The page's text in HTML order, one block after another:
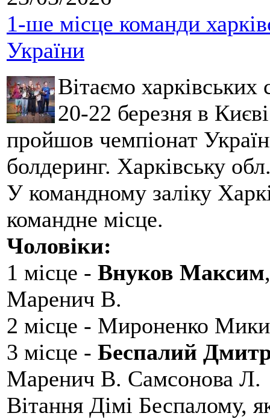
1-ше місце команди
України
Вітаємо
20-22 березня в
пройшов чемпіонат
болдеринг. Харківську
У командному заліку
командне місце.
Чоловіки:
1 місце - Внуков Максим
Маренич В.
2 місце - Мироненко
3 місце - Беспалий
Маренич В. Самсонова Л.
Вітання Дімі Беспалому,